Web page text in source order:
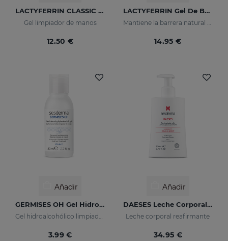
LACTYFERRIN CLASSIC Gel Limpiador De Manos 250ml
Gel limpiador de manos
12.50 €
LACTYFERRIN Gel De Baño Hidratante Dermoprotector 375 Ml
14.95 €
Añadir
GERMISES OH Gel Hidroalcohólico De Manos 80ml
Gel hidroalcohólico limpiador de manos con Alcohol
3.99 €
Añadir
DAESES Leche Corporal Reafirmante
Leche corporal reafirmante
34.95 €